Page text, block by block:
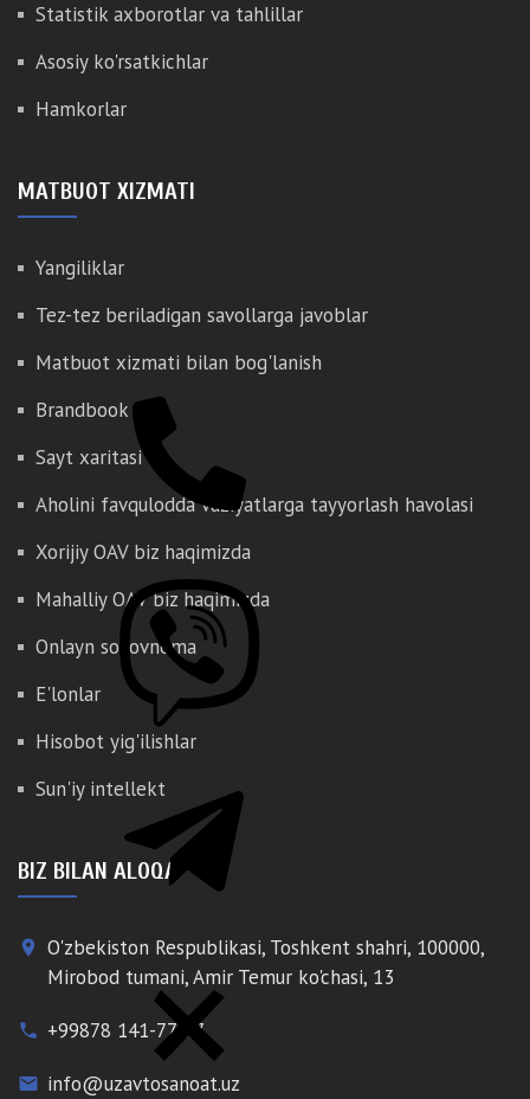
Statistik axborotlar va tahlillar
Asosiy ko'rsatkichlar
Hamkorlar
MATBUOT XIZMATI
Yangiliklar
Tez-tez beriladigan savollarga javoblar
Matbuot xizmati bilan bog'lanish
Brandbook
Sayt xaritasi
Aholini favqulodda vaziyatlarga tayyorlash havolasi
Xorijiy OAV biz haqimizda
Mahalliy OAV biz haqimizda
Onlayn so'rovnoma
E'lonlar
Hisobot yig'ilishlar
Sun'iy intellekt
BIZ BILAN ALOQA
place O'zbekiston Respublikasi, Toshkent shahri, 100000,
Mirobod tumani, Amir Temur ko'chasi, 13
phone +99878 141-77-77
email info@uzavtosanoat.uz